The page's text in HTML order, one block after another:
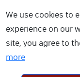
📅
We use cookies to
experience on our
site, you agree to
more